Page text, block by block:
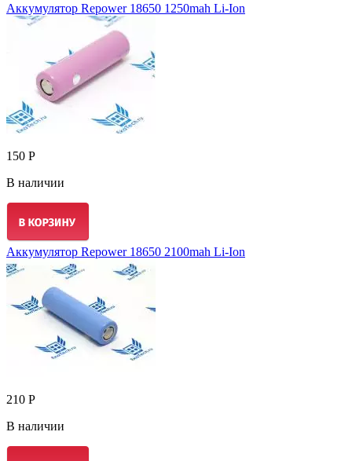
Аккумулятор Repower 18650 1250mah Li-Ion
150 Р
В наличии
Аккумулятор Repower 18650 2100mah Li-Ion
210 Р
В наличии